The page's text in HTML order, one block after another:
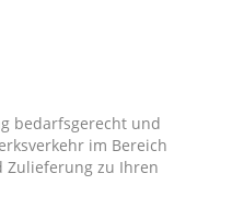
bedarfsgerecht und
im Bereich
zu Ihren